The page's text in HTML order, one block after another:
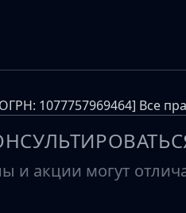
1077757969464] Все
акции могут